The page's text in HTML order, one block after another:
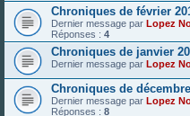
Chroniques de février
Dernier message par Lopez
Réponses : 4
Chroniques de janvier
Dernier message par Lopez
Chroniques de
Dernier message par Lopez
Réponses : 8